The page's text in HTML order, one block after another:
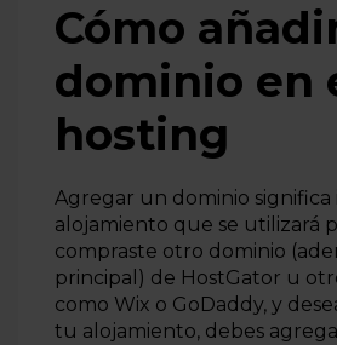
Cómo eliminar dominios y
Cómo añadir subdominios en el
Subdominios en Servidores VPS y
Cómo
dominio en
hosting
Agregar un dominio
alojamiento que se utilizará
compraste otro dominio
principal) de HostGator u
como Wix o GoDaddy, y
tu alojamiento, debes